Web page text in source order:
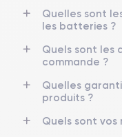
Nom de la puce
Apple A12 Bionic
GPU 4 cœurs
Quelles sont
les batteries ?
Quels sont les
commande ?
Quelles
produits ?
Quels sont